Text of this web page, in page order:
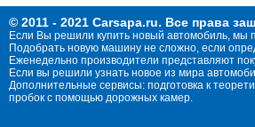
© 2011 - 2021 Carsapa.ru. Все права
Если Вы решили купить новый автомобиль, мы
Подобрать новую машину не сложно, если
Еженедельно производители представляют
Если вы решили узнать новое из мира
Дополнительные сервисы: подготовка к
пробок с помощью дорожных камер.